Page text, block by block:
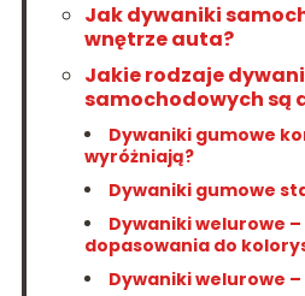
Jak dywaniki
wnętrze auta?
Jakie rodzaje
samochodowych są
Dywaniki gumowe
wyróżniają?
Dywaniki gumowe
Dywaniki welurowe
dopasowania do
Dywaniki welurowe